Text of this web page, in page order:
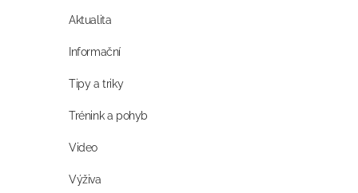
Aktualita
Informační
Tipy a triky
Trénink a pohyb
Video
Výživa